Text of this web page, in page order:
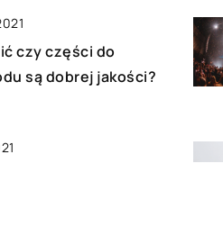
czy części do
są dobrej jakości?